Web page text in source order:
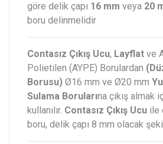
göre delik çapı 16 mm veya 20
boru delinmelidir
Contasız Çıkış Ucu, Layflat ve
Polietilen (AYPE) Borulardan
Borusu) Ø16 mm ve Ø20 mm
Sulama Borularına çıkış almak
kullanılır. Contasız Çıkış Ucu ile
boru, delik çapı 8 mm olacak